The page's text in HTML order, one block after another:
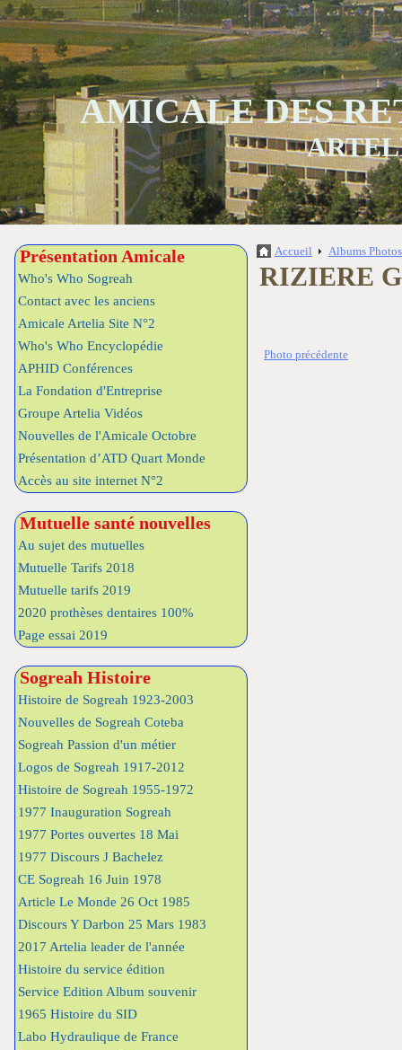
AMICALE DES
Présentation Amicale
Who's Who Sogreah
Contact avec les anciens
Amicale Artelia Site N°2
Who's Who Encyclopédie
APHID Conférences
La Fondation d'Entreprise
Groupe Artelia Vidéos
Nouvelles de l'Amicale Octobre
Présentation d’ATD Quart Monde
Accès au site internet N°2
Mutuelle santé nouvelles
Au sujet des mutuelles
Mutuelle Tarifs 2018
Mutuelle tarifs 2019
2020 prothèses dentaires 100%
Page essai 2019
Sogreah Histoire
Histoire de Sogreah 1923-2003
Nouvelles de Sogreah Coteba
Sogreah Passion d'un métier
Logos de Sogreah 1917-2012
Histoire de Sogreah 1955-1972
1977 Inauguration Sogreah
1977 Portes ouvertes 18 Mai
1977 Discours J Bachelez
CE Sogreah 16 Juin 1978
Article Le Monde 26 Oct 1985
Discours Y Darbon 25 Mars 1983
2017 Artelia leader de l'année
Histoire du service édition
Service Edition Album souvenir
1965 Histoire du SID
Labo Hydraulique de France
Accueil Albums
RIZIERE
Photo précédente